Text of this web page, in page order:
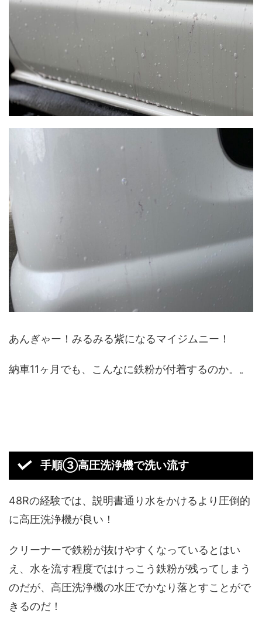
あんぎゃー！みるみる紫になるマイジムニー！
納車11ヶ月でも、こんなに鉄粉が付着するのか。。
手順③高圧洗浄機で洗い流す
48Rの経験では、説明書通り水をかけるより圧倒的
に高圧洗浄機が良い！
クリーナーで鉄粉が抜けやすくなっているとはい
え、水を流す程度ではけっこう鉄粉が残ってしまう
のだが、高圧洗浄機の水圧でかなり落とすことがで
きるのだ！